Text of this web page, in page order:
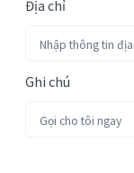
Địa chỉ
Ghi chú